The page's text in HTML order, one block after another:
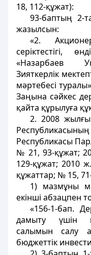
18, 112-құжат):
93-баптың 2-
жазылсын:
«2.
серiктестiгi,
«Назарбаев
Зияткерлік
мәртебесі
Заңына сәйкес
қайта құрылуға
2. 2008 жылғы
Республикасының
Республикасы
№ 21, 93-құжат;
129-құжат; 2010
құжаттар; № 15,
1) мазмұны
екінші абзацпен
«156-1-бап.
дамыту үшін
салымын салу
бюджеттік